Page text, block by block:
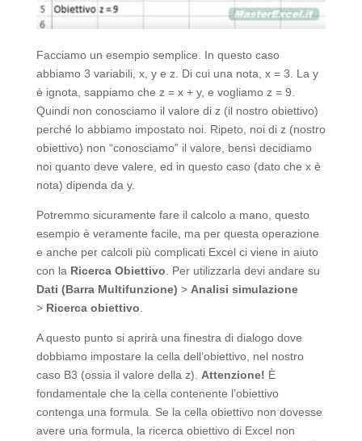
Facciamo un esempio semplice. In questo caso
abbiamo 3 variabili, x, y e z. Di cui una nota, x = 3. La y
è ignota, sappiamo che z = x + y, e vogliamo z = 9.
Quindi non conosciamo il valore di z (il nostro obiettivo)
perché lo abbiamo impostato noi. Ripeto, noi di z (nostro
obiettivo) non “conosciamo” il valore, bensì decidiamo
noi quanto deve valere, ed in questo caso (dato che x è
nota) dipenda da y.
Potremmo sicuramente fare il calcolo a mano, questo
esempio è veramente facile, ma per questa operazione
e anche per calcoli più complicati Excel ci viene in aiuto
con la Ricerca Obiettivo . Per utilizzarla devi andare su
Dati (Barra Multifunzione) > Analisi simulazione
> Ricerca obiettivo
A questo punto si aprirà una finestra di dialogo dove
dobbiamo impostare la cella dell’obiettivo, nel nostro
caso B3 (ossia il valore della z). Attenzione! È
fondamentale che la cella contenente l’obiettivo
contenga una formula. Se la cella obiettivo non dovesse
avere una formula, la ricerca obiettivo di Excel non